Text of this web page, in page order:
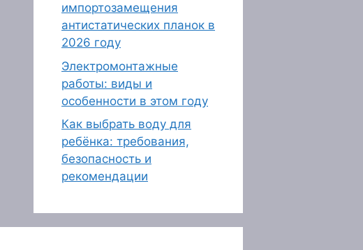
импортозамещения
антистатических планок в
2026 году
Электромонтажные
работы: виды и
особенности в этом году
Как выбрать воду для
ребёнка: требования,
безопасность и
рекомендации